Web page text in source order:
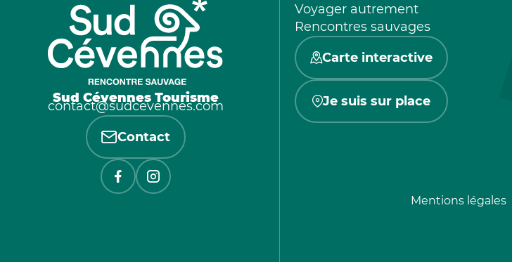
Sud Cévennes Tourisme
contact@sudcevennes.com
Contact
Voyager autrement
Rencontres sauvages
Carte interactive
Je suis sur place
Mentions légales